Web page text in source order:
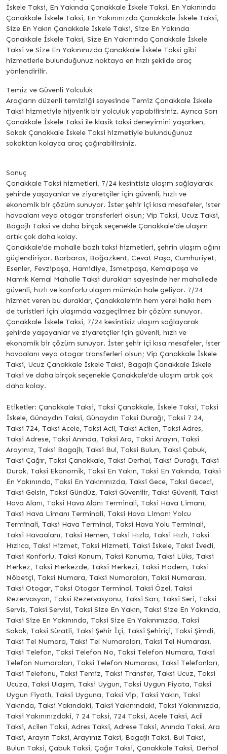
İskele Taksi, En Yakında Çanakkale İskele Taksi, En Yakınında
Çanakkale İskele Taksi, En Yakınınızda Çanakkale İskele Taksi,
Size En Yakın Çanakkale İskele Taksi, Size En Yakında
Çanakkale İskele Taksi, Size En Yakınında Çanakkale İskele
Taksi ve Size En Yakınınızda Çanakkale İskele Taksi gibi
hizmetlerle bulunduğunuz noktaya en hızlı şekilde araç
yönlendirilir.
Temiz ve Güvenli Yolculuk
Araçların düzenli temizliği sayesinde Temiz Çanakkale İskele
Taksi hizmetiyle hijyenik bir yolculuk yapabilirsiniz. Ayrıca Sarı
Çanakkale İskele Taksi ile klasik taksi deneyimini yaşarken,
Sokak Çanakkale İskele Taksi hizmetiyle bulunduğunuz
sokaktan kolayca araç çağırabilirsiniz.
Sonuç
Çanakkale Taksi hizmetleri, 7/24 kesintisiz ulaşım sağlayarak
şehirde yaşayanlar ve ziyaretçiler için güvenli, hızlı ve
ekonomik bir çözüm sunuyor. İster şehir içi kısa mesafeler, ister
havaalanı veya otogar transferleri olsun; Vip Taksi, Ucuz Taksi,
Bagajlı Taksi ve daha birçok seçenekle Çanakkale’de ulaşım
artık çok daha kolay.
Çanakkale’de mahalle bazlı taksi hizmetleri, şehrin ulaşım ağını
güçlendiriyor. Barbaros, Boğazkent, Cevat Paşa, Cumhuriyet,
Esenler, Fevzipaşa, Hamidiye, İsmetpaşa, Kemalpaşa ve
Namık Kemal Mahalle Taksi durakları sayesinde her mahallede
güvenli, hızlı ve konforlu ulaşım mümkün hale geliyor. 7/24
hizmet veren bu duraklar, Çanakkale’nin hem yerel halkı hem
de turistleri için ulaşımda vazgeçilmez bir çözüm sunuyor.
Çanakkale İskele Taksi, 7/24 kesintisiz ulaşım sağlayarak
şehirde yaşayanlar ve ziyaretçiler için güvenli, hızlı ve
ekonomik bir çözüm sunuyor. İster şehir içi kısa mesafeler, ister
havaalanı veya otogar transferleri olsun; Vip Çanakkale İskele
Taksi, Ucuz Çanakkale İskele Taksi, Bagajlı Çanakkale İskele
Taksi ve daha birçok seçenekle Çanakkale’de ulaşım artık çok
daha kolay.
Etiketler: Çanakkale Taksi, Taksi Çanakkale, İskele Taksi, Taksi
İskele, Günaydın Taksi, Günaydın Taksi Durağı, Taksi 7 24,
Taksi 724, Taksi Acele, Taksi Acil, Taksi Acilen, Taksi Adres,
Taksi Adrese, Taksi Anında, Taksi Ara, Taksi Arayın, Taksi
Arayınız, Taksi Bagajlı, Taksi Bul, Taksi Bulun, Taksi Çabuk,
Taksi Çağır, Taksi Çanakkale, Taksi Derhal, Taksi Durağı, Taksi
Durak, Taksi Ekonomik, Taksi En Yakın, Taksi En Yakında, Taksi
En Yakınında, Taksi En Yakınınızda, Taksi Gece, Taksi Gececi,
Taksi Gelsin, Taksi Gündüz, Taksi Güvenilir, Taksi Güvenli, Taksi
Hava Alanı, Taksi Hava Alanı Terminali, Taksi Hava Limanı,
Taksi Hava Limanı Terminali, Taksi Hava Limanı Yolcu
Terminali, Taksi Hava Terminal, Taksi Hava Yolu Terminali,
Taksi Havaalanı, Taksi Hemen, Taksi Hızla, Taksi Hızlı, Taksi
Hızlıca, Taksi Hizmet, Taksi Hizmeti, Taksi İskele, Taksi İvedi,
Taksi Konforlu, Taksi Konum, Taksi Konuma, Taksi Lüks, Taksi
Merkez, Taksi Merkezde, Taksi Merkezi, Taksi Modern, Taksi
Nöbetçi, Taksi Numara, Taksi Numaraları, Taksi Numarası,
Taksi Otogar, Taksi Otogar Terminal, Taksi Özel, Taksi
Rezervasyon, Taksi Rezervasyonu, Taksi Sarı, Taksi Seri, Taksi
Servis, Taksi Servisi, Taksi Size En Yakın, Taksi Size En Yakında,
Taksi Size En Yakınında, Taksi Size En Yakınınızda, Taksi
Sokak, Taksi Süratli, Taksi Şehir İçi, Taksi Şehiriçi, Taksi Şimdi,
Taksi Tel Numara, Taksi Tel Numaraları, Taksi Tel Numarası,
Taksi Telefon, Taksi Telefon No, Taksi Telefon Numara, Taksi
Telefon Numaraları, Taksi Telefon Numarası, Taksi Telefonları,
Taksi Telefonu, Taksi Temiz, Taksi Transfer, Taksi Ucuz, Taksi
Ucuza, Taksi Ulaşım, Taksi Uygun, Taksi Uygun Fiyata, Taksi
Uygun Fiyatlı, Taksi Uyguna, Taksi Vip, Taksi Yakın, Taksi
Yakında, Taksi Yakındaki, Taksi Yakınındaki, Taksi Yakınınızda,
Taksi Yakınınızdaki, 7 24 Taksi, 724 Taksi, Acele Taksi, Acil
Taksi, Acilen Taksi, Adres Taksi, Adrese Taksi, Anında Taksi, Ara
Taksi, Arayın Taksi, Arayınız Taksi, Bagajlı Taksi, Bul Taksi,
Bulun Taksi, Çabuk Taksi, Çağır Taksi, Çanakkale Taksi, Derhal